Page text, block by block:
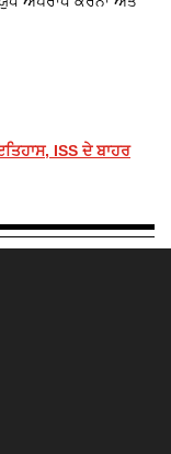
ISS ਦੇ ਬਾਹਰ